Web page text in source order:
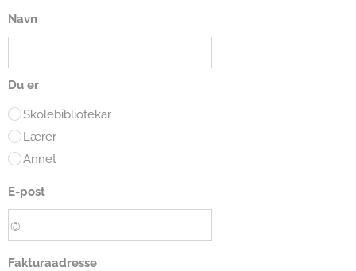
Navn
Du er
Skolebibliotekar
Lærer
Annet
E-post
Fakturaadresse